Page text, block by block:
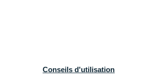
Conseils d'utilisation